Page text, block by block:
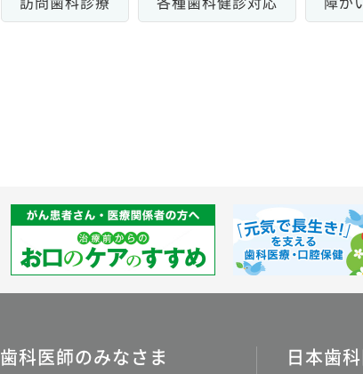
歯科医師のみなさま 日本歯